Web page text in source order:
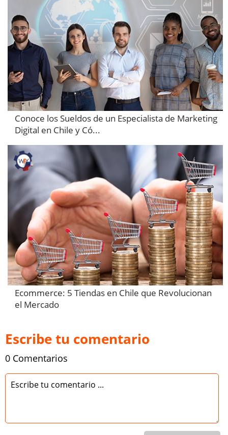
Conoce los Sueldos de un Especialista de Marketing
Digital en Chile y Có...
Ecommerce: 5 Tiendas en Chile que Revolucionan
el Mercado
Escribe tu comentario
0 Comentarios